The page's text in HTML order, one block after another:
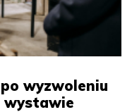
wyzwoleniu
wystawie